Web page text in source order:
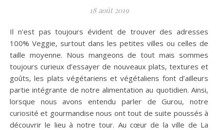
18 août 2019
Il n’est pas toujours évident de trouver des adresses
100% Veggie, surtout dans les petites villes ou celles de
taille moyenne. Nous mangeons de tout mais sommes
toujours curieux d’essayer de nouveaux plats, textures et
goûts, les plats végétariens et végétaliens font d’ailleurs
partie intégrante de notre alimentation au quotidien. Ainsi,
lorsque nous avons entendu parler de Gurou, notre
curiosité et gourmandise nous ont tout de suite poussés à
découvrir le lieu à notre tour. Au cœur de la ville de La